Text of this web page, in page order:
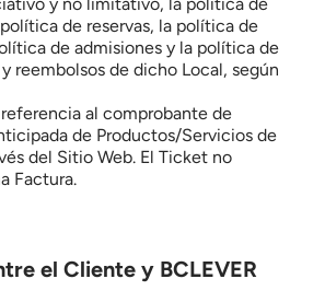
de reservas, la política de
de admisiones y la política de
reembolsos de dicho Local, según
referencia al comprobante de
de Productos/Servicios de
del Sitio Web. El Ticket no
Factura.
el Cliente y BCLEVER